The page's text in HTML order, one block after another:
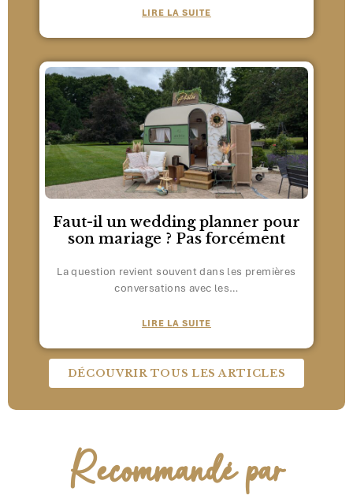
LIRE LA SUITE
Faut-il un wedding planner pour
son mariage ? Pas forcément
La question revient souvent dans les premières
conversations avec les…
LIRE LA SUITE
DÉCOUVRIR TOUS LES ARTICLES
Recommandé par